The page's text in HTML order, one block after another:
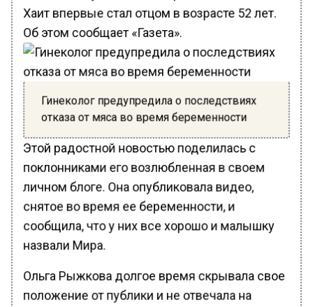
Хаит впервые стал отцом в возрасте 52 лет.
Об этом сообщает «Газета».
Гинеколог предупредила о последствиях
отказа от мяса во время беременности
Этой радостной новостью поделилась с
поклонниками его возлюбленная в своем
личном блоге. Она опубликовала видео,
снятое во время ее беременности, и
сообщила, что у них все хорошо и малышку
назвали Мира.
Ольга Рыжкова долгое время скрывала свое
положение от публики и не отвечала на